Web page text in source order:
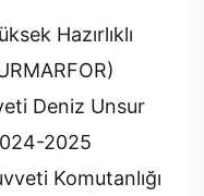
Hazırlıklı
Deniz Unsur
2025
Komutanlığı